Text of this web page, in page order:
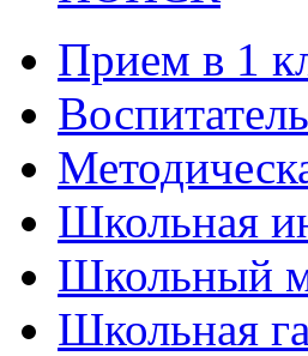
Прием в 1
Школьная
Школьный
Школьная